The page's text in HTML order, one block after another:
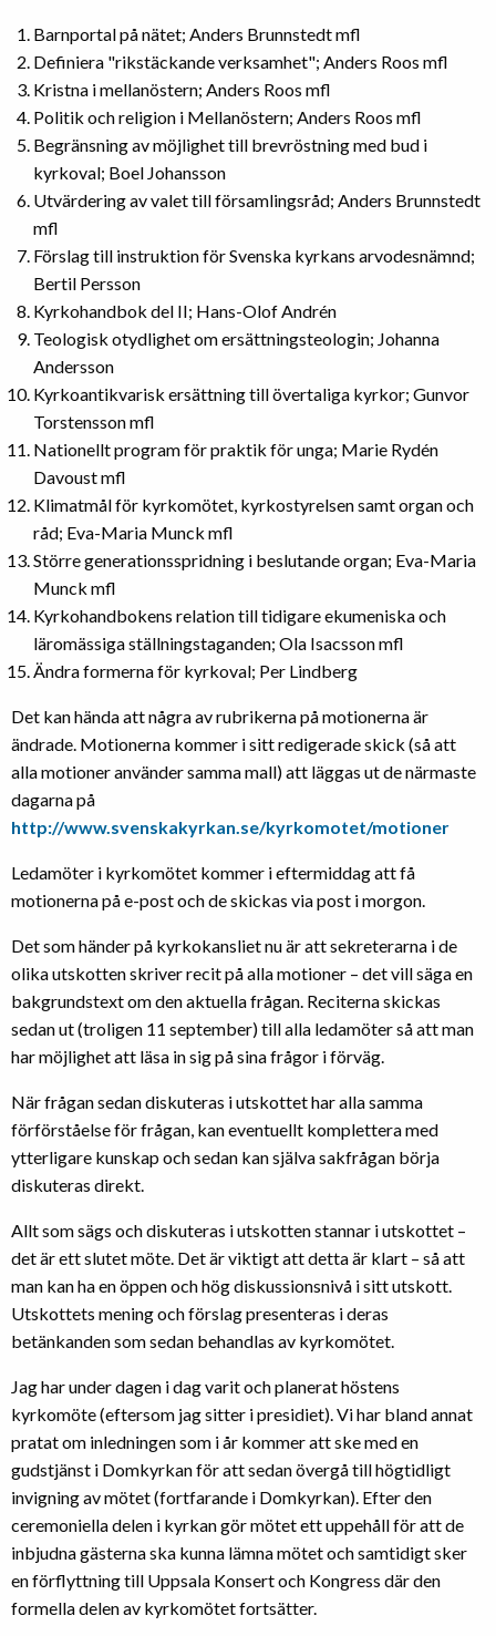
Barnportal på nätet; Anders Brunnstedt mfl
Definiera "rikstäckande verksamhet"; Anders Roos mfl
Kristna i mellanöstern; Anders Roos mfl
Politik och religion i Mellanöstern; Anders Roos mfl
Begränsning av möjlighet till brevröstning med bud i
kyrkoval; Boel Johansson
Utvärdering av valet till församlingsråd; Anders Brunnstedt
mfl
Förslag till instruktion för Svenska kyrkans arvodesnämnd;
Bertil Persson
Kyrkohandbok del II; Hans-Olof Andrén
Teologisk otydlighet om ersättningsteologin; Johanna
Andersson
Kyrkoantikvarisk ersättning till övertaliga kyrkor; Gunvor
Torstensson mfl
Nationellt program för praktik för unga; Marie Rydén
Davoust mfl
Klimatmål för kyrkomötet, kyrkostyrelsen samt organ och
råd; Eva-Maria Munck mfl
Större generationsspridning i beslutande organ; Eva-Maria
Munck mfl
Kyrkohandbokens relation till tidigare ekumeniska och
läromässiga ställningstaganden; Ola Isacsson mfl
Ändra formerna för kyrkoval; Per Lindberg
Det kan hända att några av rubrikerna på motionerna är
ändrade. Motionerna kommer i sitt redigerade skick (så att
alla motioner använder samma mall) att läggas ut de närmaste
dagarna på
http://www.svenskakyrkan.se/kyrkomotet/motioner
Ledamöter i kyrkomötet kommer i eftermiddag att få
motionerna på e-post och de skickas via post i morgon.
Det som händer på kyrkokansliet nu är att sekreterarna i de
olika utskotten skriver recit på alla motioner – det vill säga en
bakgrundstext om den aktuella frågan. Reciterna skickas
sedan ut (troligen 11 september) till alla ledamöter så att man
har möjlighet att läsa in sig på sina frågor i förväg.
När frågan sedan diskuteras i utskottet har alla samma
förförståelse för frågan, kan eventuellt komplettera med
ytterligare kunskap och sedan kan själva sakfrågan börja
diskuteras direkt.
Allt som sägs och diskuteras i utskotten stannar i utskottet –
det är ett slutet möte. Det är viktigt att detta är klart – så att
man kan ha en öppen och hög diskussionsnivå i sitt utskott.
Utskottets mening och förslag presenteras i deras
betänkanden som sedan behandlas av kyrkomötet.
Jag har under dagen i dag varit och planerat höstens
kyrkomöte (eftersom jag sitter i presidiet). Vi har bland annat
pratat om inledningen som i år kommer att ske med en
gudstjänst i Domkyrkan för att sedan övergå till högtidligt
invigning av mötet (fortfarande i Domkyrkan). Efter den
ceremoniella delen i kyrkan gör mötet ett uppehåll för att de
inbjudna gästerna ska kunna lämna mötet och samtidigt sker
en förflyttning till Uppsala Konsert och Kongress där den
formella delen av kyrkomötet fortsätter.